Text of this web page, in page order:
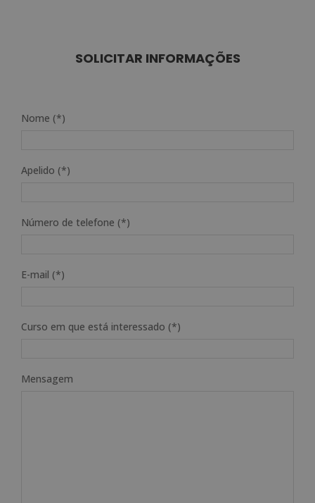
SOLICITAR INFORMAÇÕES
Nome (*)
Apelido (*)
Número de telefone (*)
E-mail (*)
Curso em que está interessado (*)
Mensagem